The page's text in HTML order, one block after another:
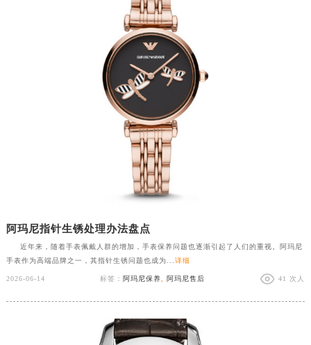
阿玛尼指针生锈处理办法盘点
近年来，随着手表佩戴人群的增加，手表保养问题也逐渐引起了人们的重视。阿玛尼
手表作为高端品牌之一，其指针生锈问题也成为... 详细
2026-06-14 标签：阿玛尼保养 ,阿玛尼售后 41 次人